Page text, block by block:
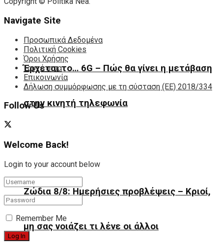
Έρχεται το… 6G – Πώς θα γίνει η μετάβαση
στην κινητή τηλεφωνία
Ζώδια 8/8: Ημερήσιες προβλέψεις – Κριοί,
μη σας νοιάζει τι λένε οι άλλοι
Navigate Site
Προσωπικά Δεδομένα
Πολιτική Cookies
Όροι Χρήσης
Ταυτότητα
Επικοινωνία
Δήλωση συμμόρφωσης με τη σύσταση (ΕΕ) 2018/334
Follow Us
Welcome Back!
Login to your account below
Remember Me